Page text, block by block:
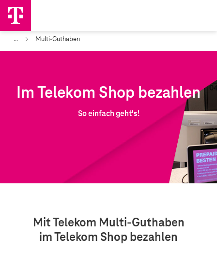
... Multi-Guthaben
Im Telekom Shop bezahlen
So einfach geht's!
Mit Telekom Multi-Guthaben
im Telekom Shop bezahlen